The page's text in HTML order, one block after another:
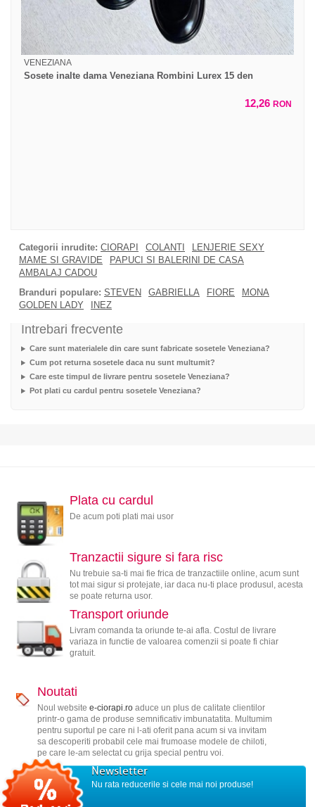
VENEZIANA
Sosete inalte dama Veneziana Rombini Lurex 15 den
12,26 RON
Categorii inrudite: CIORAPI COLANTI
LENJERIE SEXY
MAME SI GRAVIDE
PAPUCI SI BALERINI DE CASA
AMBALAJ CADOU
Branduri populare: STEVEN GABRIELLA FIORE
MONA
GOLDEN LADY
INEZ
Intrebari frecvente
Care sunt materialele din care sunt fabricate sosetele Veneziana?
Cum pot returna sosetele daca nu sunt multumit?
Care este timpul de livrare pentru sosetele Veneziana?
Pot plati cu cardul pentru sosetele Veneziana?
Plata cu cardul
De acum poti plati mai usor
Tranzactii sigure si fara risc
Nu trebuie sa-ti mai fie frica de tranzactiile online, acum sunt
tot mai sigur si protejate, iar daca nu-ti place produsul, acesta
se poate returna usor.
Transport oriunde
Livram comanda ta oriunde te-ai afla. Costul de livrare
variaza in functie de valoarea comenzii si poate fi chiar
gratuit.
Noutati
Noul website e-ciorapi.roaduce un plus de calitate clientilor
printr-o gama de produse semnificativ imbunatatita. Multumim
pentru suportul pe care ni l-ati oferit pana acum si va invitam
sa descoperiti probabil cele mai frumoase modele de chiloti,
pe care le-am selectat cu grija special pentru voi.
Newsletter
Nu rata reducerile si cele mai noi produse!